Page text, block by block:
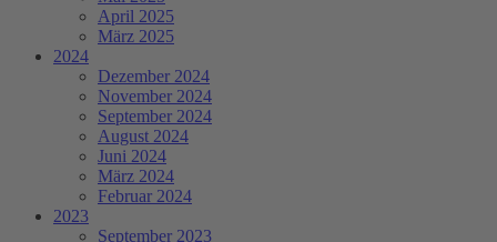
April 2025
März 2025
2024
Dezember 2024
November 2024
September 2024
August 2024
Juni 2024
März 2024
Februar 2024
2023
September 2023